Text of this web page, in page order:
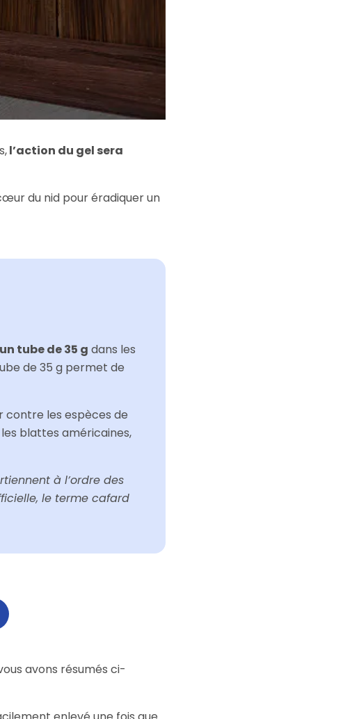
l’action du gel sera
du nid pour éradiquer un
tube de 35 g dans les
de 35 g permet de
contre les espèces de
blattes américaines,
à l’ordre des
le terme cafard
avons résumés ci-